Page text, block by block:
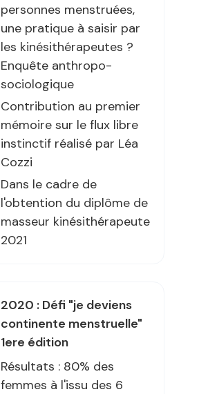
personnes menstruées,
une pratique à saisir par
les kinésithérapeutes ?
Enquête anthropo-
sociologique
Contribution au premier
mémoire sur le flux libre
instinctif réalisé par Léa
Cozzi
Dans le cadre de
l'obtention du diplôme de
masseur kinésithérapeute
2021
2020 : Défi "je deviens
continente menstruelle"
1ere édition
Résultats : 80% des
femmes à l'issu des 6